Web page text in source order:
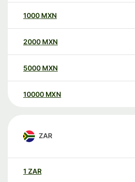
1000 MXN
2000 MXN
5000 MXN
10000 MXN
ZAR
1 ZAR